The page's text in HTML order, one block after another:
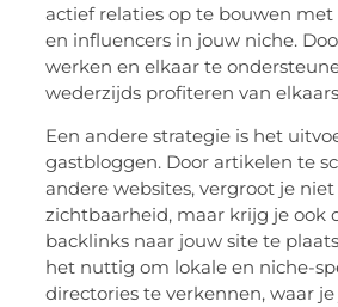
actief relaties op te bouwen
en influencers in jouw niche.
werken en elkaar te
wederzijds profiteren van
Een andere strategie is het
gastbloggen. Door artikelen te
andere websites, vergroot je
zichtbaarheid, maar krijg je ook
backlinks naar jouw site te
het nuttig om lokale en niche-
directories te verkennen, waar